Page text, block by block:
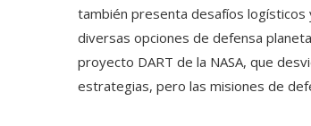
también presenta desafíos
diversas opciones de defensa
proyecto DART de la NASA, que
estrategias, pero las misiones de